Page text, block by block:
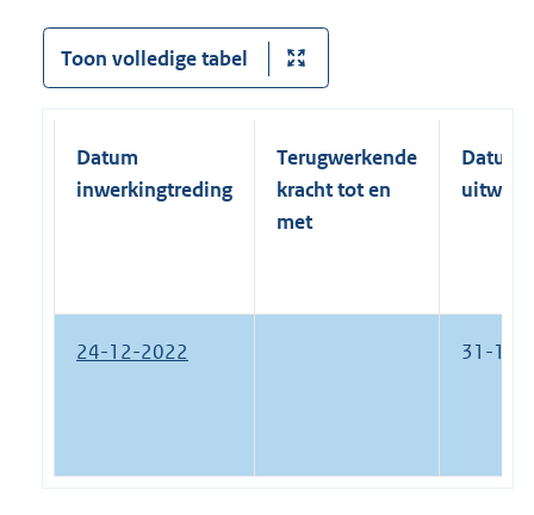
Toon volledige tabel
Datum
inwerkingtreding
Terugwerkende
kracht tot en
met
Datum
24-12-2022 31-12-